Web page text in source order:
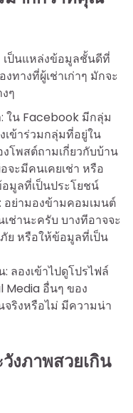
เป็นแหล่งข้อมูลชั้นดีที่
ทางที่ผู้เช่าเก่าๆ มักจะ
ๆ
ใน Facebook มีกลุ่ม
เข้าร่วมกลุ่มที่อยู่ใน
โพสต์ถามเกี่ยวกับบ้าน
จะมีคนเคยเช่า หรือ
อมูลที่เป็นประโยชน์
อย่ามองข้ามคอมเมนต์
ช่านะครับ บางทีอาจจะ
ย หรือให้ข้อมูลที่เป็น
ลองเข้าไปดูโปรไฟล์
Media อื่นๆ ของ
จริงหรือไม่ มีความน่า
งภาพสวยเกิน